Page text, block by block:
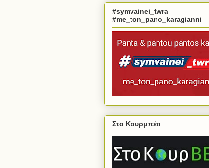
#symvainei_twra
#me_ton_pano_karagianni
Στο Κουρμπέτι